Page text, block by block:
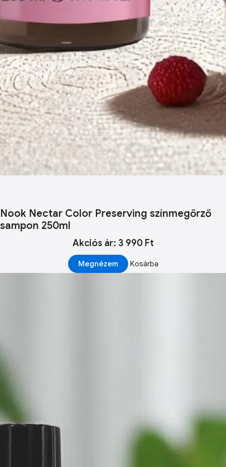
Nook Nectar Color Preserving színmegőrző
sampon 250ml
Akciós ár: 3 990 Ft
Megnézem Kosárba